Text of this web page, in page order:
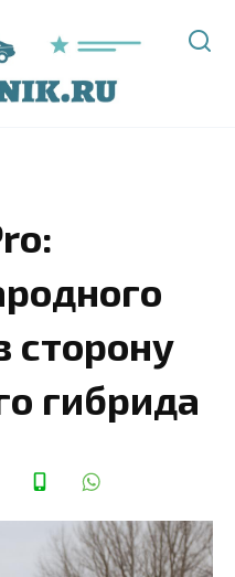
сторону
гибрида